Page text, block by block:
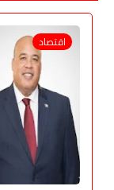
اقتصاد